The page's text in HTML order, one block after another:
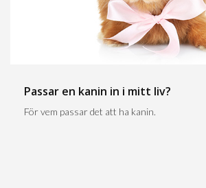
Passar en kanin in i mitt liv?
För vem passar det att ha kanin.